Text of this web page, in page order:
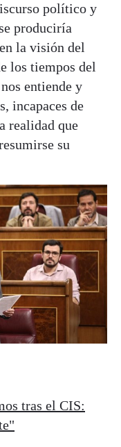
político y
produciría
la visión del
los tiempos del
entiende y
incapaces de
realidad que
su
tras el CIS: